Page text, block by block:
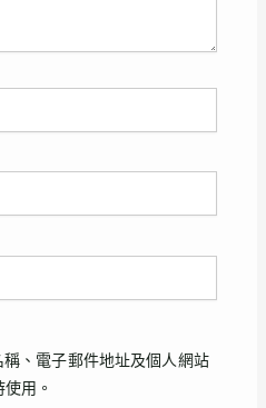
稱、電子郵件地址及個人網站
用。